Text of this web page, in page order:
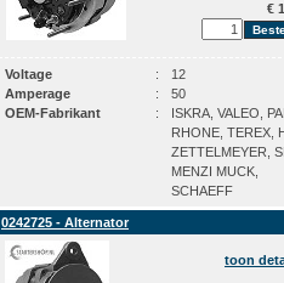
€
Voltage :
12
Amperage
:
50
OEM-Fabrikant
:
ISKRA, VALEO,
RHONE, TEREX,
ZETTELMEYER,
MENZI MUCK,
SCHAEFF
0242725 - Alternator
toon